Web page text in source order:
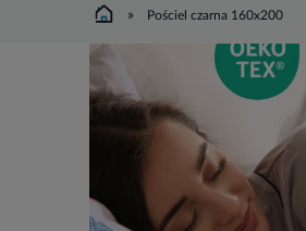
» Pościel czarna 160x200